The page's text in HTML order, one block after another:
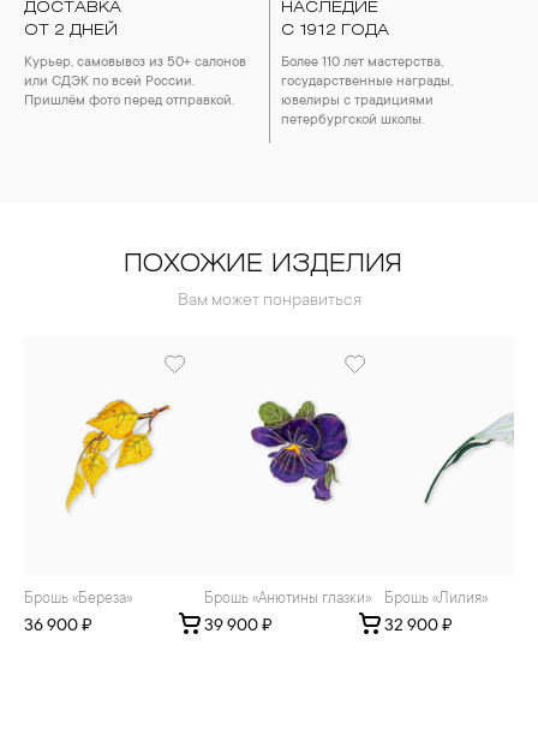
ДОСТАВКА
ОТ 2 ДНЕЙ
Курьер, самовывоз из 50+ салонов
или СДЭК по всей России.
Пришлём фото перед отправкой.
НАСЛЕДИЕ
С 1912 ГОДА
Более 110 лет мастерства,
государственные награды,
ювелиры с традициями
петербургской школы.
ПОХОЖИЕ ИЗДЕЛИЯ
Вам может понравиться
Брошь «Береза»
36 900 ₽
Брошь «Анютины глазки»
39 900 ₽
Брошь «Лилия»
32 900 ₽